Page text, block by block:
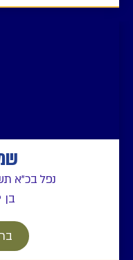
נפל בכ"א
בן 19 בנופלו